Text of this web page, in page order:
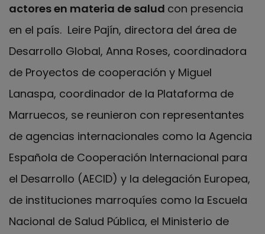
actores en materia de salud con presencia
en el país. Leire Pajín, directora del área de
Desarrollo Global, Anna Roses, coordinadora
de Proyectos de cooperación y Miguel
Lanaspa, coordinador de la Plataforma de
Marruecos, se reunieron con representantes
de agencias internacionales como la Agencia
Española de Cooperación Internacional para
el Desarrollo (AECID) y la delegación Europea,
de instituciones marroquíes como la Escuela
Nacional de Salud Pública, el Ministerio de